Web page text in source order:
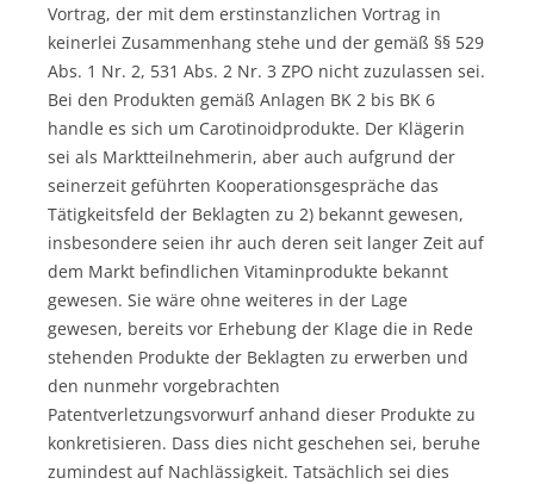
Vortrag, der mit dem erstinstanzlichen Vortrag in
keinerlei Zusammenhang stehe und der gemäß §§ 529
Abs. 1 Nr. 2, 531 Abs. 2 Nr. 3 ZPO nicht zuzulassen sei.
Bei den Produkten gemäß Anlagen BK 2 bis BK 6
handle es sich um Carotinoidprodukte. Der Klägerin
sei als Marktteilnehmerin, aber auch aufgrund der
seinerzeit geführten Kooperationsgespräche das
Tätigkeitsfeld der Beklagten zu 2) bekannt gewesen,
insbesondere seien ihr auch deren seit langer Zeit auf
dem Markt befindlichen Vitaminprodukte bekannt
gewesen. Sie wäre ohne weiteres in der Lage
gewesen, bereits vor Erhebung der Klage die in Rede
stehenden Produkte der Beklagten zu erwerben und
den nunmehr vorgebrachten
Patentverletzungsvorwurf anhand dieser Produkte zu
konkretisieren. Dass dies nicht geschehen sei, beruhe
zumindest auf Nachlässigkeit. Tatsächlich sei dies